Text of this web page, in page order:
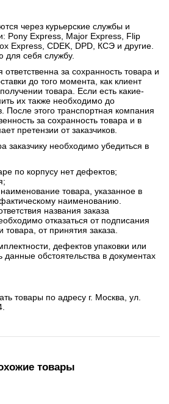
через курьерские службы и
Pony Express, Major Express, Flip
Express, CDEK, DPD, КСЭ и другие.
себя службу.
за сохранность товара и
до того момента, как клиент
товара. Если есть какие-
их также необходимо до
После этого транспортная компания
за сохранность товара и в
претензии от заказчиков.
заказчику необходимо убедиться в
по корпусу нет дефектов;
товара, указанное в
наименованию.
названия заказа
отказаться от подписания
от принятия заказа.
дефектов упаковки или
данные обстоятельства в документах
товары по адресу г. Москва, ул.
товары